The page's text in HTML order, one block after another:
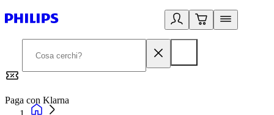
Paga con Klarna